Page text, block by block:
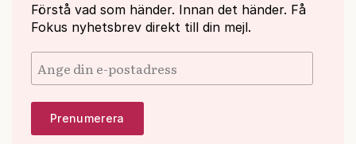
Förstå vad som händer. Innan det händer. Få
Fokus nyhetsbrev direkt till din mejl.